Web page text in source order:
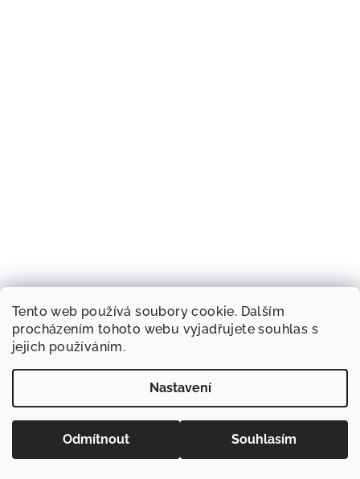
Tento web používá soubory cookie. Dalším
procházením tohoto webu vyjadřujete souhlas s
jejich používáním.
Nastavení
Odmítnout Souhlasím